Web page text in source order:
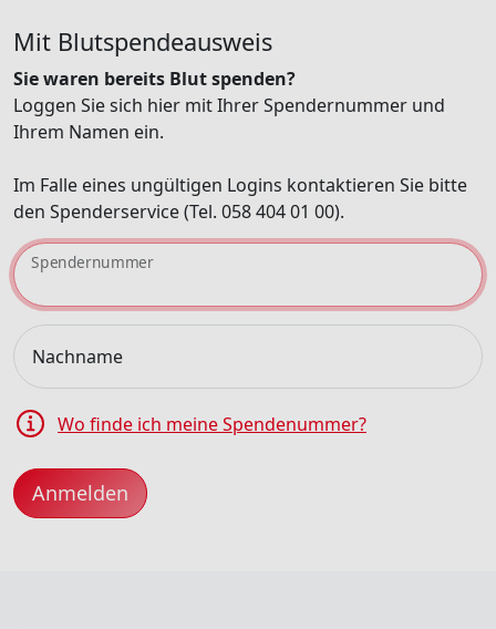
Mit Blutspendeausweis
Sie waren bereits Blut spenden?
Loggen Sie sich hier mit Ihrer Spendernummer und
Ihrem Namen ein.
Im Falle eines ungültigen Logins kontaktieren Sie bitte
den Spenderservice (Tel. 058 404 01 00).
Spendernummer
Nachname
Wo finde ich meine Spendenummer?